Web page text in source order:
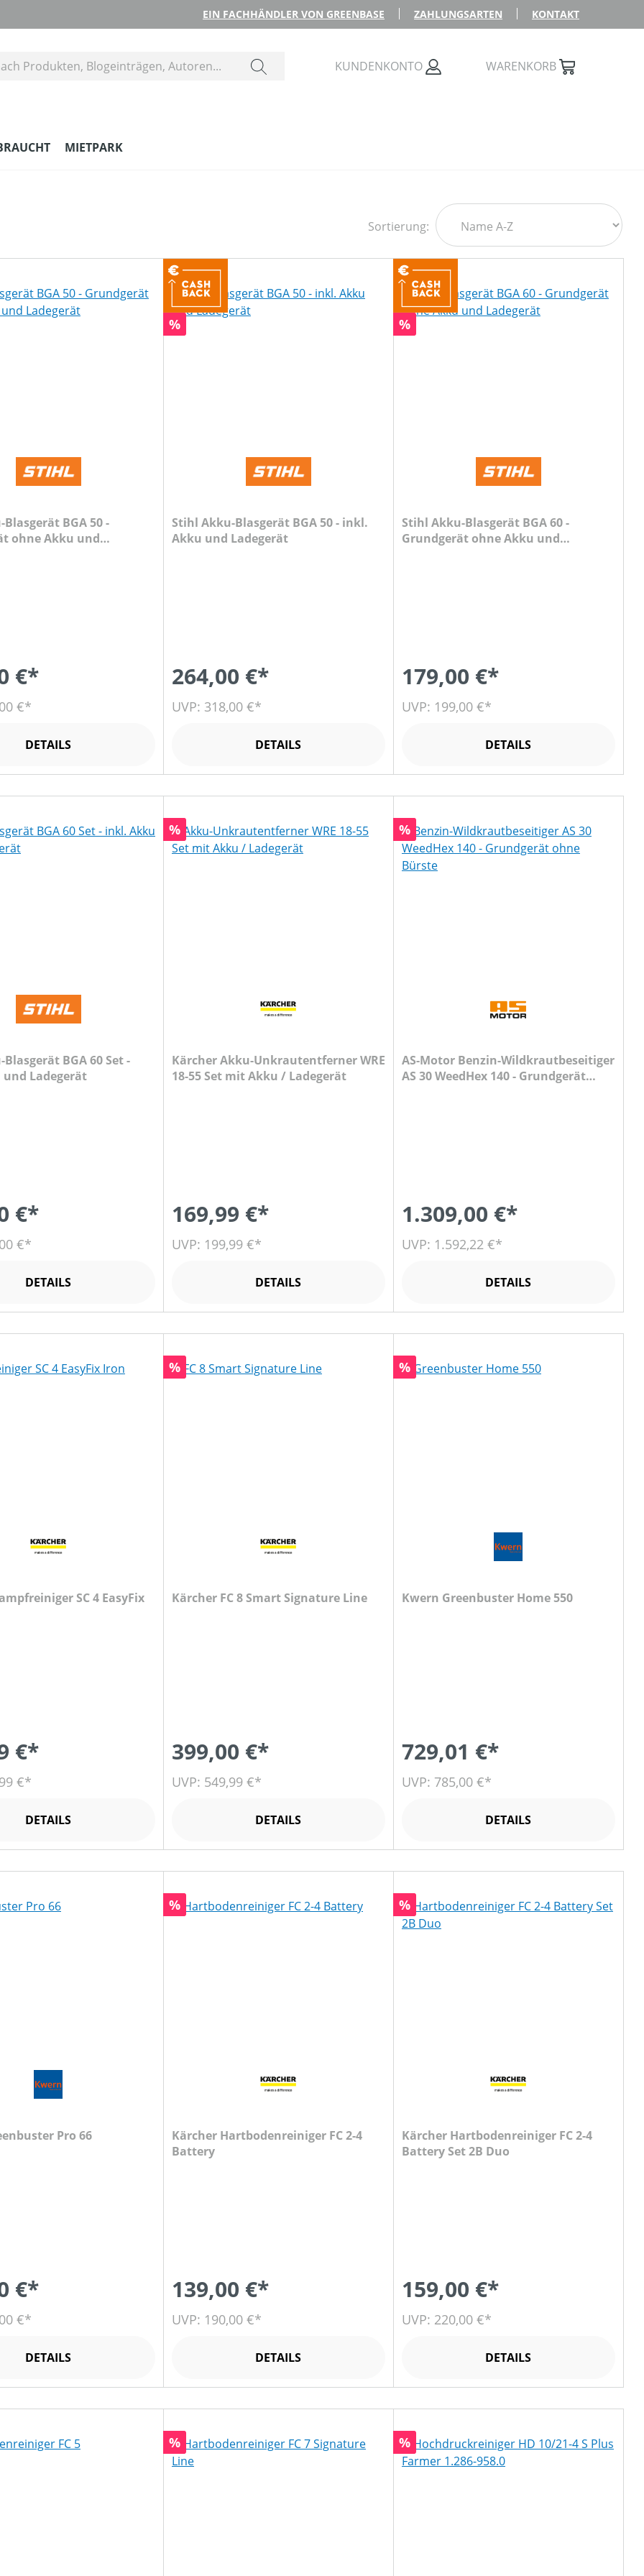
EIN FACHHÄNDLER VON GREENBASE ZAHLUNGSARTEN KONTAKT
KUNDENKONTO WARENKORB
MIETPARK
Sortierung:
BGA 50 -
ohne Akku und
€*
€*
DETAILS
Rabatt
%
Stihl Akku-Blasgerät BGA 50 - inkl.
Akku und Ladegerät
264,00 €*
UVP: 318,00 €*
DETAILS
Rabatt
%
Stihl Akku-Blasgerät BGA 60 -
Grundgerät ohne Akku und
179,00 €*
UVP: 199,00 €*
DETAILS
BGA 60 Set -
Ladegerät
€*
€*
DETAILS
Rabatt
%
Kärcher Akku-Unkrautentferner WRE
18-55 Set mit Akku / Ladegerät
169,99 €*
UVP: 199,99 €*
DETAILS
Rabatt
%
AS-Motor Benzin-Wildkrautbeseitiger
AS 30 WeedHex 140 - Grundgerät
1.309,00 €*
UVP: 1.592,22 €*
DETAILS
SC 4 EasyFix
€*
€*
DETAILS
Rabatt
%
Kärcher FC 8 Smart Signature Line
399,00 €*
UVP: 549,99 €*
DETAILS
Rabatt
%
Kwern Greenbuster Home 550
729,01 €*
UVP: 785,00 €*
DETAILS
Pro 66
€*
€*
DETAILS
Rabatt
%
Kärcher Hartbodenreiniger FC 2-4
Battery
139,00 €*
UVP: 190,00 €*
DETAILS
Rabatt
%
Kärcher Hartbodenreiniger FC 2-4
Battery Set 2B Duo
159,00 €*
UVP: 220,00 €*
DETAILS
Rabatt
% Rabatt
%